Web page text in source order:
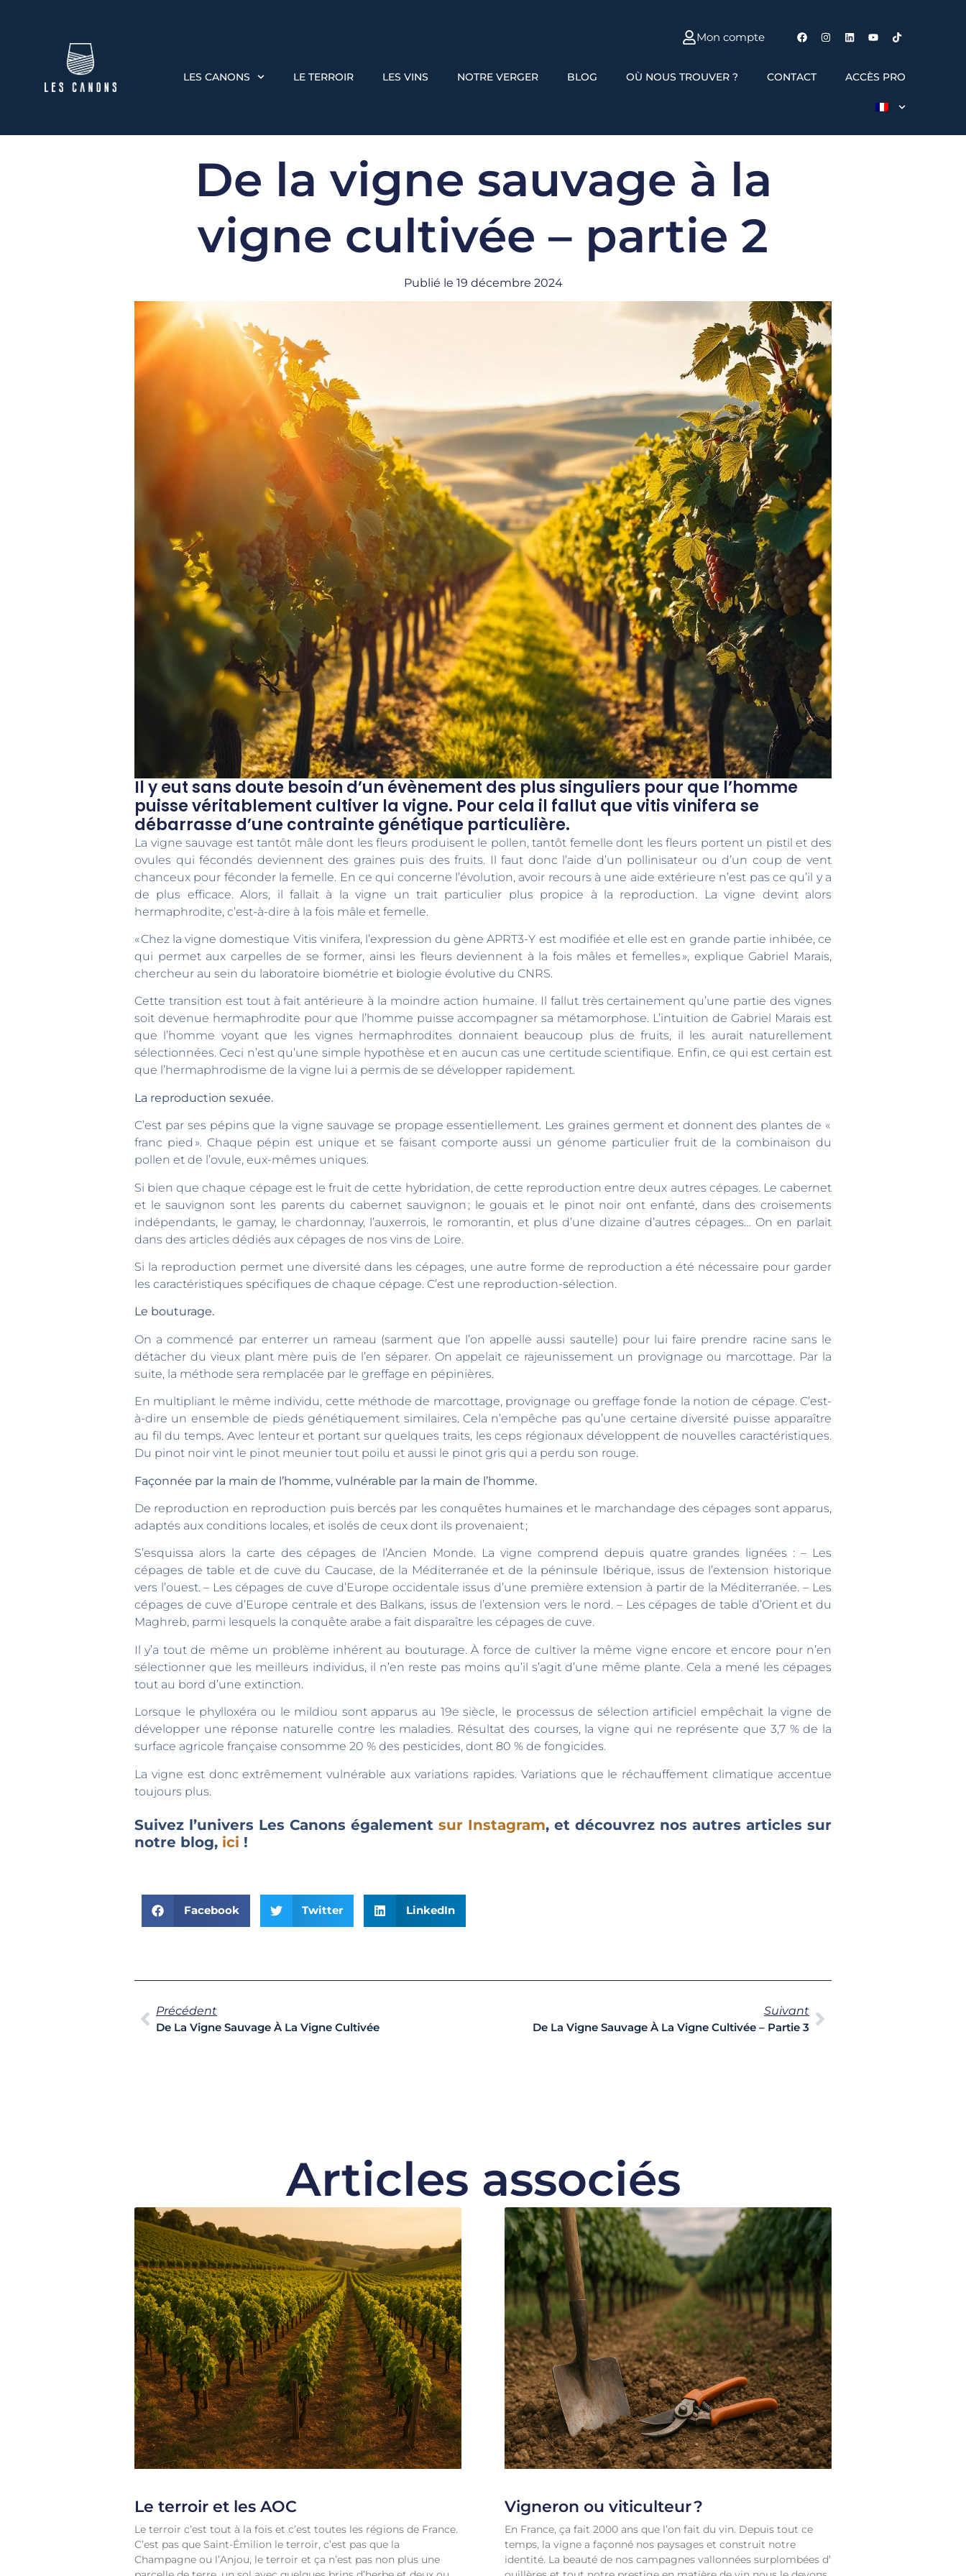
Mon compte
LES CANONS LE TERROIR LES VINS NOTRE VERGER BLOG OÙ NOUS TROUVER ? CONTACT ACCÈS PRO
De la vigne sauvage à la
vigne cultivée – partie 2
Publié le 19 décembre 2024
Il y eut sans doute besoin d’un évènement des plus singuliers pour que l’homme
puisse véritablement cultiver la vigne. Pour cela il fallut que vitis vinifera se
débarrasse d’une contrainte génétique particulière.
La vigne sauvage est tantôt mâle dont les fleurs produisent le pollen, tantôt femelle dont les fleurs portent un pistil et des
ovules qui fécondés deviennent des graines puis des fruits. Il faut donc l’aide d’un pollinisateur ou d’un coup de vent
chanceux pour féconder la femelle. En ce qui concerne l’évolution, avoir recours à une aide extérieure n’est pas ce qu’il y a
de plus efficace. Alors, il fallait à la vigne un trait particulier plus propice à la reproduction. La vigne devint alors
hermaphrodite, c’est-à-dire à la fois mâle et femelle.
« Chez la vigne domestique Vitis vinifera, l’expression du gène APRT3-Y est modifiée et elle est en grande partie inhibée, ce
qui permet aux carpelles de se former, ainsi les fleurs deviennent à la fois mâles et femelles », explique Gabriel Marais,
chercheur au sein du laboratoire biométrie et biologie évolutive du CNRS.
Cette transition est tout à fait antérieure à la moindre action humaine. Il fallut très certainement qu’une partie des vignes
soit devenue hermaphrodite pour que l’homme puisse accompagner sa métamorphose. L’intuition de Gabriel Marais est
que l’homme voyant que les vignes hermaphrodites donnaient beaucoup plus de fruits, il les aurait naturellement
sélectionnées. Ceci n’est qu’une simple hypothèse et en aucun cas une certitude scientifique. Enfin, ce qui est certain est
que l’hermaphrodisme de la vigne lui a permis de se développer rapidement.
La reproduction sexuée.
C’est par ses pépins que la vigne sauvage se propage essentiellement. Les graines germent et donnent des plantes de «
franc pied ». Chaque pépin est unique et se faisant comporte aussi un génome particulier fruit de la combinaison du
pollen et de l’ovule, eux-mêmes uniques.
Si bien que chaque cépage est le fruit de cette hybridation, de cette reproduction entre deux autres cépages. Le cabernet
et le sauvignon sont les parents du cabernet sauvignon ; le gouais et le pinot noir ont enfanté, dans des croisements
indépendants, le gamay, le chardonnay, l’auxerrois, le romorantin, et plus d’une dizaine d’autres cépages… On en parlait
dans des articles dédiés aux cépages de nos vins de Loire.
Si la reproduction permet une diversité dans les cépages, une autre forme de reproduction a été nécessaire pour garder
les caractéristiques spécifiques de chaque cépage. C’est une reproduction-sélection.
Le bouturage.
On a commencé par enterrer un rameau (sarment que l’on appelle aussi sautelle) pour lui faire prendre racine sans le
détacher du vieux plant mère puis de l’en séparer. On appelait ce rajeunissement un provignage ou marcottage. Par la
suite, la méthode sera remplacée par le greffage en pépinières.
En multipliant le même individu, cette méthode de marcottage, provignage ou greffage fonde la notion de cépage. C’est-
à-dire un ensemble de pieds génétiquement similaires. Cela n’empêche pas qu’une certaine diversité puisse apparaître
au fil du temps. Avec lenteur et portant sur quelques traits, les ceps régionaux développent de nouvelles caractéristiques.
Du pinot noir vint le pinot meunier tout poilu et aussi le pinot gris qui a perdu son rouge.
Façonnée par la main de l’homme, vulnérable par la main de l’homme.
De reproduction en reproduction puis bercés par les conquêtes humaines et le marchandage des cépages sont apparus,
adaptés aux conditions locales, et isolés de ceux dont ils provenaient ;
S’esquissa alors la carte des cépages de l’Ancien Monde. La vigne comprend depuis quatre grandes lignées : – Les
cépages de table et de cuve du Caucase, de la Méditerranée et de la péninsule Ibérique, issus de l’extension historique
vers l’ouest. – Les cépages de cuve d’Europe occidentale issus d’une première extension à partir de la Méditerranée. – Les
cépages de cuve d’Europe centrale et des Balkans, issus de l’extension vers le nord. – Les cépages de table d’Orient et du
Maghreb, parmi lesquels la conquête arabe a fait disparaître les cépages de cuve.
Il y’a tout de même un problème inhérent au bouturage. À force de cultiver la même vigne encore et encore pour n’en
sélectionner que les meilleurs individus, il n’en reste pas moins qu’il s’agit d’une même plante. Cela a mené les cépages
tout au bord d’une extinction.
Lorsque le phylloxéra ou le mildiou sont apparus au 19e siècle, le processus de sélection artificiel empêchait la vigne de
développer une réponse naturelle contre les maladies. Résultat des courses, la vigne qui ne représente que 3,7 % de la
surface agricole française consomme 20 % des pesticides, dont 80 % de fongicides.
La vigne est donc extrêmement vulnérable aux variations rapides. Variations que le réchauffement climatique accentue
toujours plus.
Suivez l’univers Les Canons également sur Instagram, et découvrez nos autres articles sur
notre blog, ici !
Facebook Twitter LinkedIn
Précédent
De La Vigne Sauvage À La Vigne Cultivée
Suivant
De La Vigne Sauvage À La Vigne Cultivée – Partie 3
Articles associés
Le terroir et les AOC
Le terroir c’est tout à la fois et c’est toutes les régions de France.
C’est pas que Saint-Émilion le terroir, c’est pas que la
Champagne ou l’Anjou, le terroir et ça n’est pas non plus une
Vigneron ou viticulteur ?
En France, ça fait 2000 ans que l’on fait du vin. Depuis tout ce
temps, la vigne a façonné nos paysages et construit notre
identité. La beauté de nos campagnes vallonnées surplombées d’